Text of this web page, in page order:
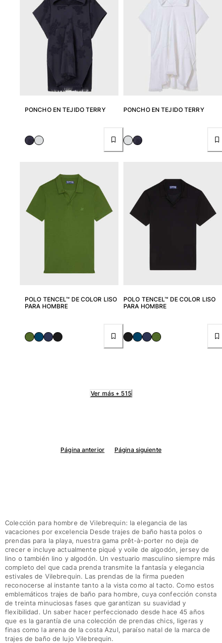
PONCHO EN TEJIDO TERRY PONCHO EN TEJIDO TERRY
POLO TENCEL™ DE COLOR LISO
PARA HOMBRE
POLO TENCEL™ DE COLOR LISO
PARA HOMBRE
Ver más + 515
Página anterior Página siguiente
Colección para hombre de Vilebrequin: la elegancia de las
vacaciones por excelencia Desde trajes de baño hasta polos o
prendas para la playa, nuestra gama prêt-à-porter no deja de
crecer e incluye actualmente piqué y voile de algodón, jersey de
lino o también lino y algodón. Un vestuario masculino siempre más
completo del que cada prenda transmite la fantasía y elegancia
estivales de Vilebrequin. Las prendas de la firma pueden
reconocerse al instante tanto a la vista como al tacto. Como estos
emblemáticos trajes de baño para hombre, cuya confección consta
de treinta minuciosas fases que garantizan su suavidad y
flexibilidad. Un saber hacer perfeccionado desde hace 45 años
que es la garantía de una colección de prendas chics, ligeras y
finas como la arena de la costa Azul, paraíso natal de la marca de
trajes de baño de lujo Vilebrequin.